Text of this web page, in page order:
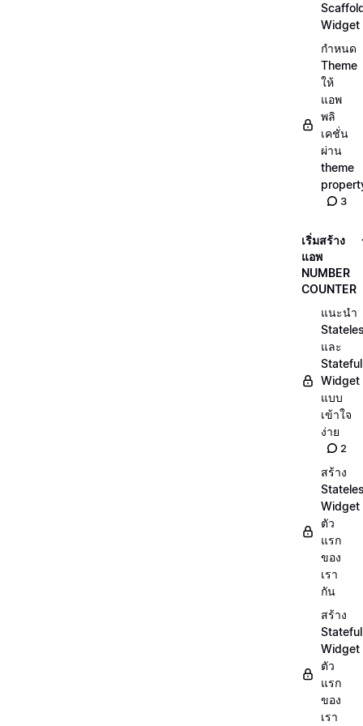
Widget
กำหนด
Theme
ให้
แอพ
พลิ
เคชั่น
ผ่าน
theme
3
เริ่มสร้าง
แอพ
NUMBER
COUNTER
แนะนำ
และ
Stateful
Widget
แบบ
เข้าใจ
ง่าย
2
สร้าง
Widget
ตัว
แรก
ของ
เรา
กัน
สร้าง
Stateful
Widget
ตัว
แรก
ของ
เรา